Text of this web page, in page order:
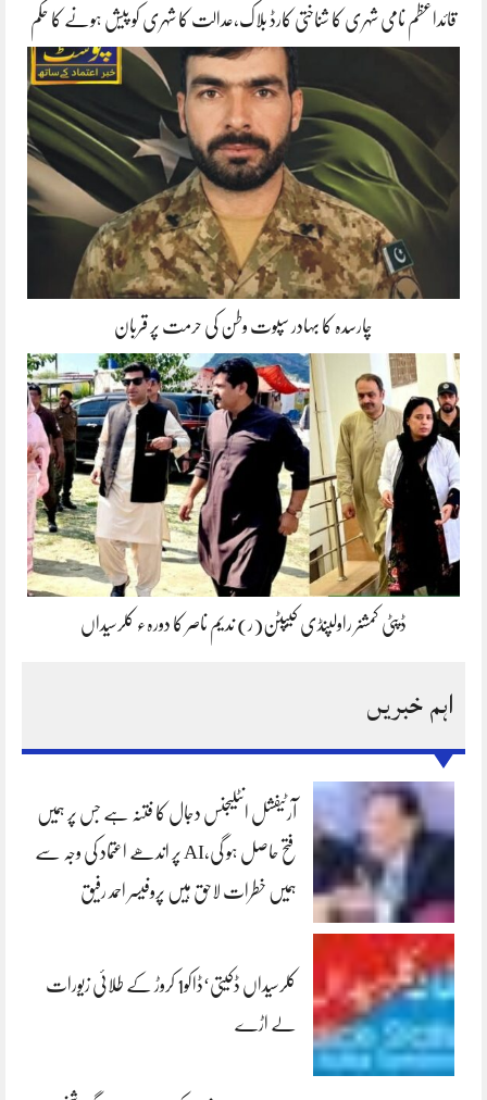
قائداعظم نامی شہری کا شناختی کارڈ بلاک،عدالت کا شہری کو پیش ہونے کا حکم
چارسدہ کا بہادر سپوت وطن کی حرمت پر قربان
ڈپٹی کمشنر راولپنڈی کیپٹن(ر) ندیم ناصر کا دورہء کلرسیداں
اہم خبریں
آرٹیفشل انٹلیجنس دجال کا فتنہ ہے جس پر ہمیں
فتح حاصل ہو گی،AI پر اندھے اعتماد کی وجہ سے
ہمیں خطرات لاحق ہیں پروفیسر احمد رفیق
کلرسیداں ڈکیتی‘ڈاکو1 کروڑ کے طلائی زیورات
لے اڑے